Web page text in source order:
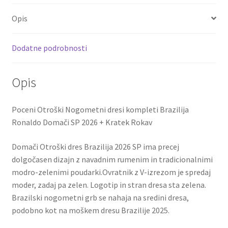
SP
k
Opis
Dodatne podrobnosti
Opis
Poceni Otroški Nogometni dresi kompleti Brazilija
Ronaldo Domači SP 2026 + Kratek Rokav
Domači Otroški dres Brazilija 2026 SP ima precej
dolgočasen dizajn z navadnim rumenim in tradicionalnimi
modro-zelenimi poudarki.Ovratnik z V-izrezom je spredaj
moder, zadaj pa zelen. Logotip in stran dresa sta zelena.
Brazilski nogometni grb se nahaja na sredini dresa,
podobno kot na moškem dresu Brazilije 2025.